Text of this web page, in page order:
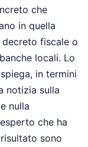
che
in quella
fiscale o
locali. Lo
in termini
notizia sulla
nulla
che ha
sono